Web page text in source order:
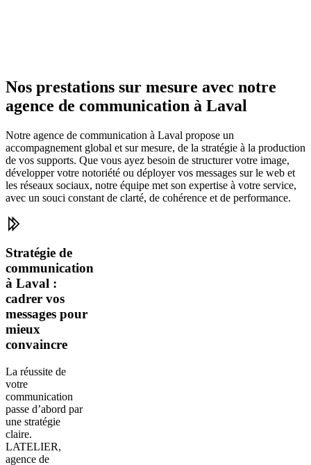
Nos prestations sur mesure avec notre
agence de communication à Laval
Notre agence de communication à Laval propose un
accompagnement global et sur mesure, de la stratégie à la production
de vos supports. Que vous ayez besoin de structurer votre image,
développer votre notoriété ou déployer vos messages sur le web et
les réseaux sociaux, notre équipe met son expertise à votre service,
avec un souci constant de clarté, de cohérence et de performance.
Stratégie de
communication
à Laval :
cadrer vos
messages pour
mieux
convaincre
La réussite de
votre
communication
passe d’abord par
une stratégie
claire.
LATELIER,
agence de